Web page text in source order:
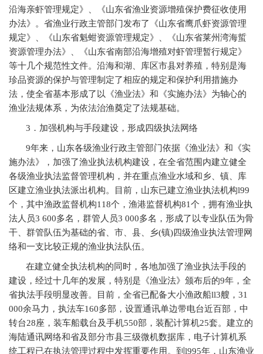
沿海亲虾管理规定》、《山东省渔业资源增殖保护费征收使用
办法》。省渔业行政主管部门发布了《山东省鹰爪虾资源管理
规定》、《山东省魁蚶资源管理规定》、《山东省莱州湾海蜇
资源管理办法》、《山东省南部沿海增殖对虾管理暂行规定》
等十几个规范性文件。沿海和湖、库区市县对养殖，特别是海
珍品资源的保护与管理制定了相应的规定和保护利用措施办
法，使全省基本形成了以《渔业法》和《实施办法》为轴心的
渔业法规体系，为依法治渔奠定了法规基础。
3 ．加强机构与手段建设，形成四级执法网络
9年来，山东各级渔业行政主管部门依据《渔业法》和《实
施办法》，加强了渔业执法机构建设，在全省范围内建立健全
各级渔业执法监督管理机构，并在重点渔业水域和乡、镇、库
区建立渔业执法派出机构。目前，山东已建立渔业执法机构l99
个，其中渔政监督机构118个，渔港监督机构81个，拥有渔业执
法人员3 600多名，群管人员3 000多名，形成了以专业队伍为骨
干、群管队伍为基础的省、市、县、乡(镇)四级渔业执法管理网
络和一支比较正规的渔业执法队伍。
在建立健全执法机构的同时，各地加强了渔业执法手段的
建设，经过十几年的发展，特别是《渔业法》颁布后的9年，全
省执法手段明显改善。目前，全省已配备大小渔政船ll3艘，31
000余马力，执法车160多部，设置通讯单边带电台近百部，中
转台28座，装车船载台及手机550部，装配计算机25套。建立的
海陆通讯网络和省及部分市县三级微机数据库，电子计算机系
统工程已在执法管理过程中发挥重要作用。到l995年，山东渔业